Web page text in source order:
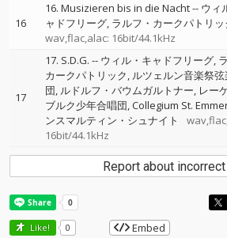
16
16. Musizieren bis in die Nacht-- ウィ
ャドフリーグ ラルフ・カークパトリッ
wav,flac,alac: 16bit/44.1kHz
17
17. S.D.G. -- ウィル・キャドフリーグ
カークパトリック ルツェルン音楽祭
団 ルドルフ・バウムガルトナー レー
ブルク少年合唱団 Collegium St.
ンスマルティン・シュナイト
16bit/44.1kHz
Report about
Like! 0 Embed